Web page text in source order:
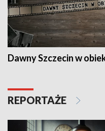
Dawny Szczecin w
REPORTAŻE